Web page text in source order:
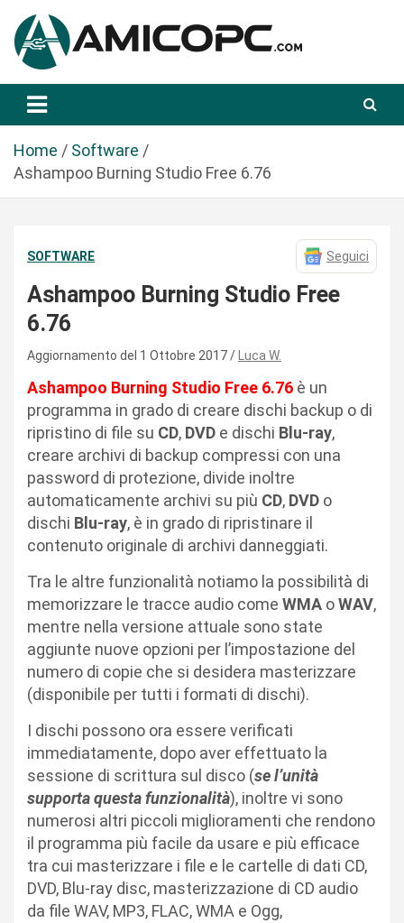
a
Amicopc.com
Home
Software
Ashampoo Burning Studio Free 6.76
SOFTWARE Seguici
Ashampoo Burning Studio Free
6.76
Aggiornamento del 1 Ottobre 2017 Luca W.
Ashampoo Burning Studio Free 6.76 è un
programma in grado di creare dischi backup o di
ripristino di file su CD, DVD e dischi Blu-ray,
creare archivi di backup compressi con una
password di protezione, divide inoltre
automaticamente archivi su più CD, DVD o
dischi Blu-ray, è in grado di ripristinare il
contenuto originale di archivi danneggiati.
Tra le altre funzionalità notiamo la possibilità di
memorizzare le tracce audio come WMA oWAV,
mentre nella versione attuale sono state
aggiunte nuove opzioni per l’impostazione del
numero di copie che si desidera masterizzare
(disponibile per tutti i formati di dischi).
I dischi possono ora essere verificati
immediatamente, dopo aver effettuato la
sessione di scrittura sul disco (se l’unità
supporta questa funzionalità), inoltre vi sono
numerosi altri piccoli miglioramenti che rendono
il programma più facile da usare e più efficace
tra cui masterizzare i file e le cartelle di dati CD,
DVD, Blu-ray disc, masterizzazione di CD audio
da file WAV, MP3, FLAC, WMA e Ogg,